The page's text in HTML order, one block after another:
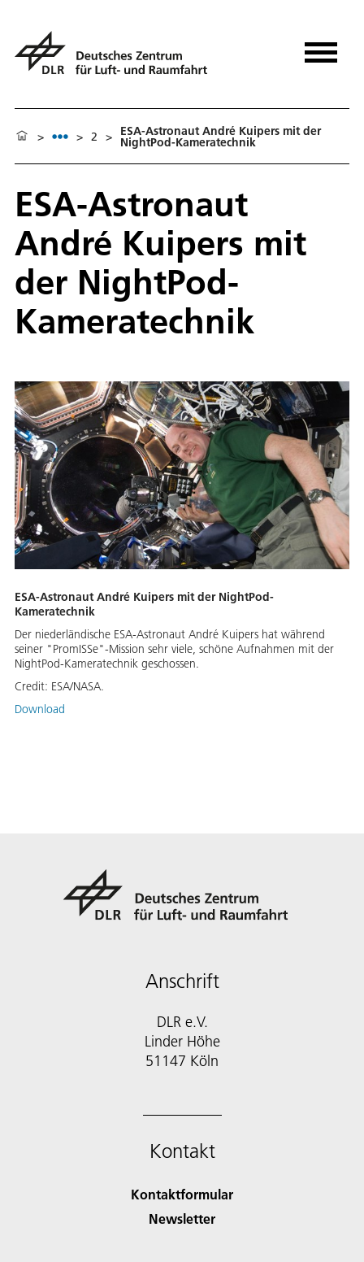
> > 2 > ESA-Astronaut André Kuipers mit der
NightPod-Kameratechnik
ESA-Astronaut
André Kuipers mit
der NightPod-
Kameratechnik
ESA-Astronaut André Kuipers mit der NightPod-
Kameratechnik
Der niederländische ESA-Astronaut André Kuipers hat während
seiner "PromISSe"-Mission sehr viele, schöne Aufnahmen mit der
NightPod-Kameratechnik geschossen.
Credit: ESA/NASA.
Download
Anschrift
DLR e.V.
Linder Höhe
51147 Köln
Kontakt
Kontaktformular
Newsletter